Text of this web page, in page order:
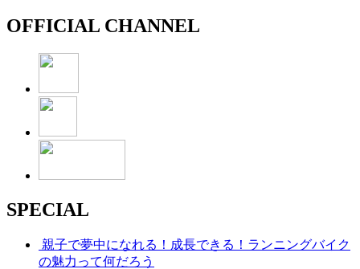
OFFICIAL CHANNEL
SPECIAL
親子で夢中になれる！成長できる！ランニングバイク
の魅力って何だろう